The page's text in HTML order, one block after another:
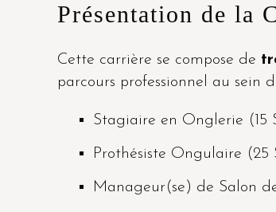
Présentation de la
Cette carrière se compose de
parcours professionnel au sein
Stagiaire en Onglerie (15
Prothésiste Ongulaire (25
Manageur(se) de Salon